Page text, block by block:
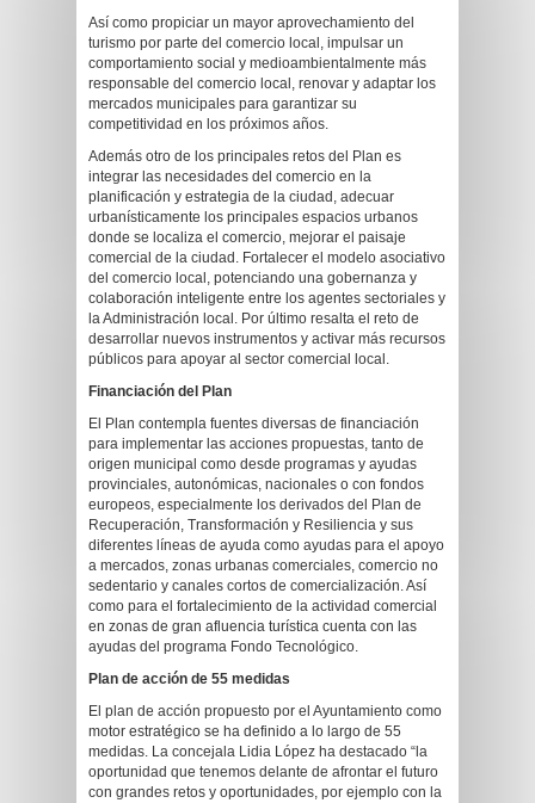
Así como propiciar un mayor aprovechamiento del
turismo por parte del comercio local, impulsar un
comportamiento social y medioambientalmente más
responsable del comercio local, renovar y adaptar los
mercados municipales para garantizar su
competitividad en los próximos años.
Además otro de los principales retos del Plan es
integrar las necesidades del comercio en la
planificación y estrategia de la ciudad, adecuar
urbanísticamente los principales espacios urbanos
donde se localiza el comercio, mejorar el paisaje
comercial de la ciudad. Fortalecer el modelo asociativo
del comercio local, potenciando una gobernanza y
colaboración inteligente entre los agentes sectoriales y
la Administración local. Por último resalta el reto de
desarrollar nuevos instrumentos y activar más recursos
públicos para apoyar al sector comercial local.
Financiación del Plan
El Plan contempla fuentes diversas de financiación
para implementar las acciones propuestas, tanto de
origen municipal como desde programas y ayudas
provinciales, autonómicas, nacionales o con fondos
europeos, especialmente los derivados del Plan de
Recuperación, Transformación y Resiliencia y sus
diferentes líneas de ayuda como ayudas para el apoyo
a mercados, zonas urbanas comerciales, comercio no
sedentario y canales cortos de comercialización. Así
como para el fortalecimiento de la actividad comercial
en zonas de gran afluencia turística cuenta con las
ayudas del programa Fondo Tecnológico.
Plan de acción de 55 medidas
El plan de acción propuesto por el Ayuntamiento como
motor estratégico se ha definido a lo largo de 55
medidas. La concejala Lidia López ha destacado “la
oportunidad que tenemos delante de afrontar el futuro
con grandes retos y oportunidades, por ejemplo con la